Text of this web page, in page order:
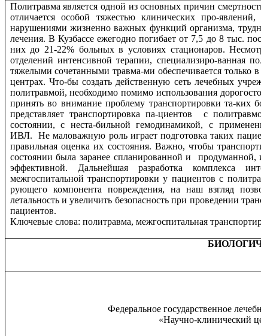
Политравма является одной из основных причин
отличается особой тяжестью клинических про-явлений,
нарушениями жизненно важных функций организма,
лечения. В Кузбассе ежегодно погибает от 7,5 до 8 тыс.
них до 21-22% больных в условиях стационаров.
отделений интенсивной терапии, специализиро-ванная
тяжелыми сочетанными травма-ми обеспечивается
центрах. Что-бы создать действенную сеть лечебных
политравмой, необходимо помимо использования
принять во внимание проблему транспортировки та-ких
представляет транспортировка па-циентов
с
состоянии, с неста-бильной гемодинамикой, с
ИВЛ.
Не маловажную роль играет подготовка таких
правильная оценка их состояния. Важно, чтобы
состоянии была заранее спланированной и
продуманной,
эффективной. Дальнейшая разработка комплекса
межгоспитальной транспортировки у пациентов с
рующего компонента повреждения, на наш взгляд
летальность и увеличить безопасность при проведении
пациентов.
Ключевые слова: политравма, межгоспитальная
Федеральное государственное
«Научно-клинический